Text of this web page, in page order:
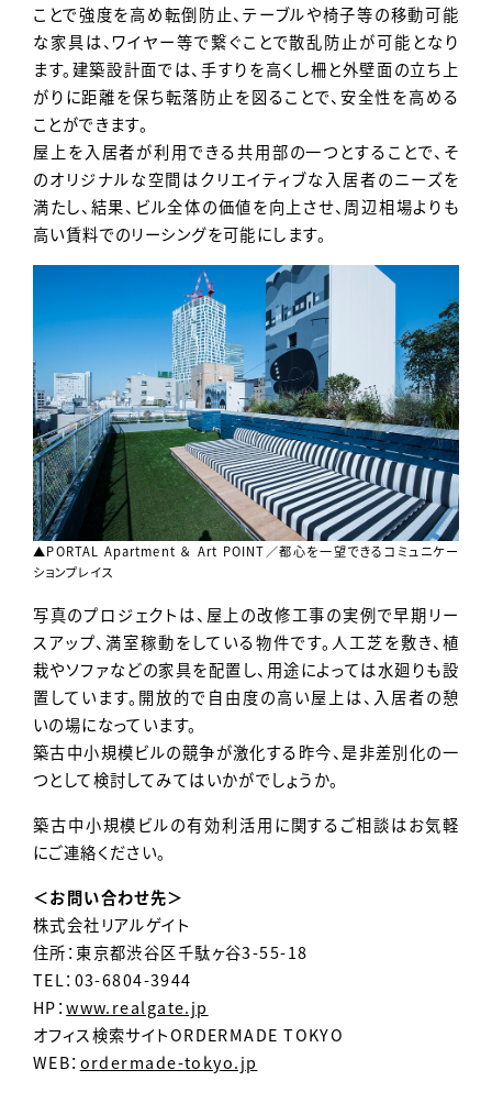
ことで強度を高め転倒防止、テーブルや椅子等の移動可能
な家具は、ワイヤー等で繋ぐことで散乱防止が可能となり
ます。建築設計面では、手すりを高くし柵と外壁面の立ち上
がりに距離を保ち転落防止を図ることで、安全性を高める
ことができます。
屋上を入居者が利用できる共用部の一つとすることで、そ
のオリジナルな空間はクリエイティブな入居者のニーズを
満たし、結果、ビル全体の価値を向上させ、周辺相場よりも
高い賃料でのリーシングを可能にします。
▲PORTAL Apartment ＆ Art POINT／都心を一望できるコミュニケー
ションプレイス
写真のプロジェクトは、屋上の改修工事の実例で早期リー
スアップ、満室稼動をしている物件です。人工芝を敷き、植
栽やソファなどの家具を配置し、用途によっては水廻りも設
置しています。開放的で自由度の高い屋上は、入居者の憩
いの場になっています。
築古中小規模ビルの競争が激化する昨今、是非差別化の一
つとして検討してみてはいかがでしょうか。
築古中小規模ビルの有効利活用に関するご相談はお気軽
にご連絡ください。
＜お問い合わせ先＞
株式会社リアルゲイト
住所：東京都渋谷区千駄ヶ谷3-55-18
TEL：03-6804-3944
HP：www.realgate.jp
オフィス検索サイトORDERMADE TOKYO
WEB： ordermade-tokyo.jp